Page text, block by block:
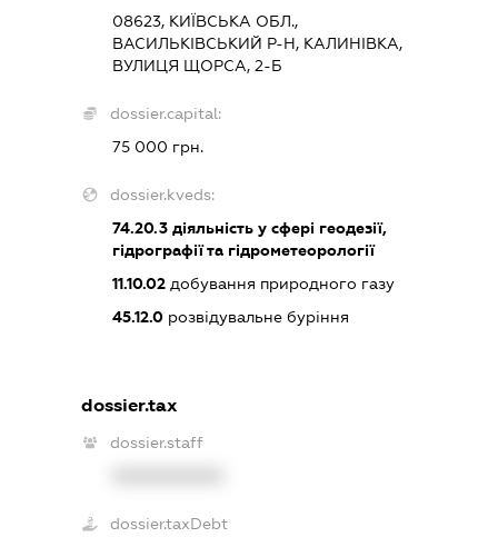
08623, КИЇВСЬКА ОБЛ.,
ВАСИЛЬКІВСЬКИЙ Р-Н, КАЛИНІВКА,
ВУЛИЦЯ ЩОРСА, 2-Б
dossier.capital:
75 000 грн.
dossier.kveds:
74.20.3 діяльність у сфері геодезії,
гідрографії та гідрометеорології
11.10.02 добування природного газу
45.12.0 розвідувальне буріння
dossier.tax
dossier.staff
dossier.taxDebt